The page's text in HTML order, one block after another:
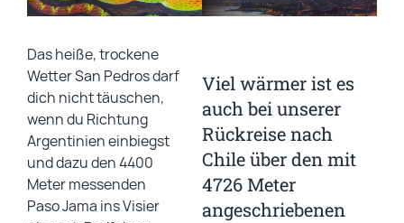
Viel wärmer ist es
auch bei unserer
Rückreise nach
Chile über den mit
4726 Meter
angeschriebenen
Das heiße, trockene
Wetter San Pedros darf
dich nicht täuschen,
wenn du Richtung
Argentinien einbiegst
und dazu den 4400
Meter messenden
Paso Jama ins Visier